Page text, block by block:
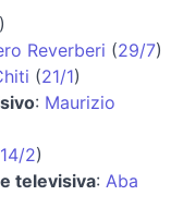
)
Reverberi (29/7)
(21/1)
: Maurizio
14/2)
televisiva: Aba